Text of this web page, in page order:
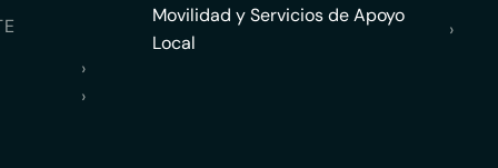
›
›
Movilidad y Servicios de Apoyo
Local
›